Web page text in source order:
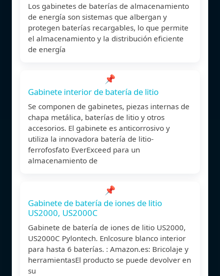
Los gabinetes de baterías de almacenamiento
de energía son sistemas que albergan y
protegen baterías recargables, lo que permite
el almacenamiento y la distribución eficiente
de energía
📌
Gabinete interior de batería de litio
Se componen de gabinetes, piezas internas de
chapa metálica, baterías de litio y otros
accesorios. El gabinete es anticorrosivo y
utiliza la innovadora batería de litio-
ferrofosfato EverExceed para un
almacenamiento de
📌
Gabinete de batería de iones de litio
US2000, US2000C
Gabinete de batería de iones de litio US2000,
US2000C Pylontech. Enlcosure blanco interior
para hasta 6 baterías. : Amazon.es: Bricolaje y
herramientasEl producto se puede devolver en
su